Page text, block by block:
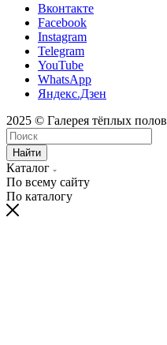
Вконтакте
Facebook
Instagram
Telegram
YouTube
WhatsApp
Яндекс.Дзен
2025 © Галерея тёплых полов
Найти
Каталог
По всему сайту
По каталогу